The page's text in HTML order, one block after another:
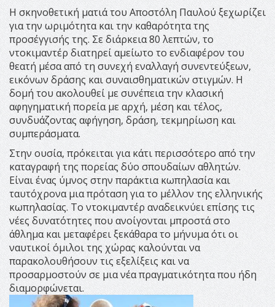
Η σκηνοθετική ματιά του Αποστόλη Παυλού ξεχωρίζει
για την ωριμότητα και την καθαρότητα της
προσέγγισής της. Σε διάρκεια 80 λεπτών, το
ντοκιμαντέρ διατηρεί αμείωτο το ενδιαφέρον του
θεατή μέσα από τη συνεχή εναλλαγή συνεντεύξεων,
εικόνων δράσης και συναισθηματικών στιγμών. Η
δομή του ακολουθεί με συνέπεια την κλασική
αφηγηματική πορεία με αρχή, μέση και τέλος,
συνδυάζοντας αφήγηση, δράση, τεκμηρίωση και
συμπεράσματα.
Στην ουσία, πρόκειται για κάτι περισσότερο από την
καταγραφή της πορείας δύο σπουδαίων αθλητών.
Είναι ένας ύμνος στην παράκτια κωπηλασία και
ταυτόχρονα μια πρόταση για το μέλλον της ελληνικής
κωπηλασίας. Το ντοκιμαντέρ αναδεικνύει επίσης τις
νέες δυνατότητες που ανοίγονται μπροστά στο
άθλημα και μεταφέρει ξεκάθαρα το μήνυμα ότι οι
ναυτικοί όμιλοι της χώρας καλούνται να
παρακολουθήσουν τις εξελίξεις και να
προσαρμοστούν σε μια νέα πραγματικότητα που ήδη
διαμορφώνεται.